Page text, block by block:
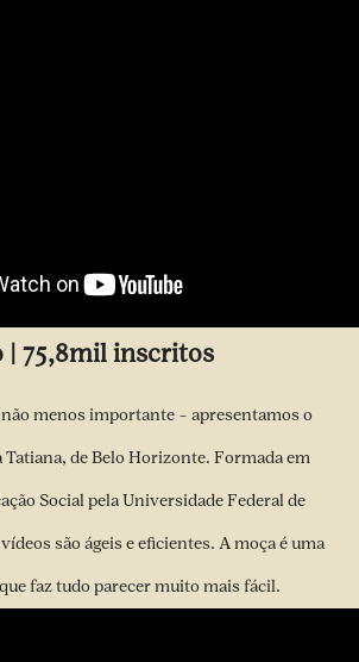
| 75,8mil inscritos
menos importante – apresentamos o
Tatiana, de Belo Horizonte. Formada em
Social pela Universidade Federal de
são ágeis e eficientes. A moça é uma
faz tudo parecer muito mais fácil.